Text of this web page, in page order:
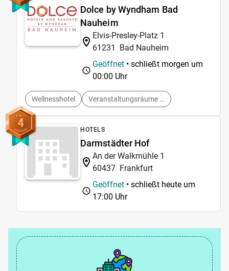
Dolce by Wyndham Bad
Nauheim
Elvis-Presley-Platz 1
61231
Bad Nauheim
Geöffnet • schließt morgen um
00:00 Uhr
Wellnesshotel Veranstaltungsräume vermieten
4 HOTELS
Darmstädter Hof
An der Walkmühle 1
60437 Frankfurt
Geöffnet • schließt heute um
17:00 Uhr